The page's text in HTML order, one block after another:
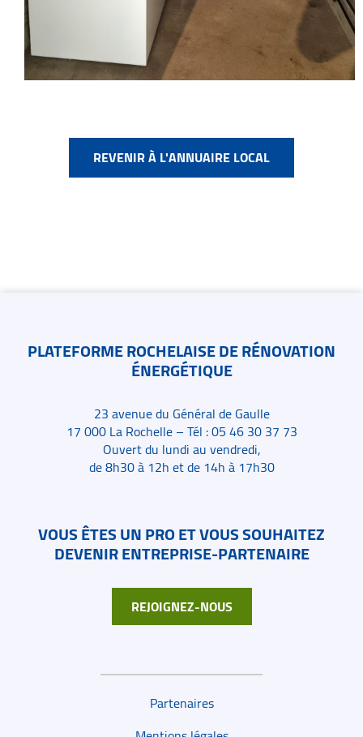
REVENIR À L'ANNUAIRE LOCAL
PLATEFORME ROCHELAISE DE RÉNOVATION
ÉNERGÉTIQUE
23 avenue du Général de Gaulle
17 000 La Rochelle – Tél : 05 46 30 37 73
Ouvert du lundi au vendredi,
de 8h30 à 12h et de 14h à 17h30
VOUS ÊTES UN PRO ET VOUS SOUHAITEZ
DEVENIR ENTREPRISE-PARTENAIRE
REJOIGNEZ-NOUS
Liens de bas de page
Partenaires